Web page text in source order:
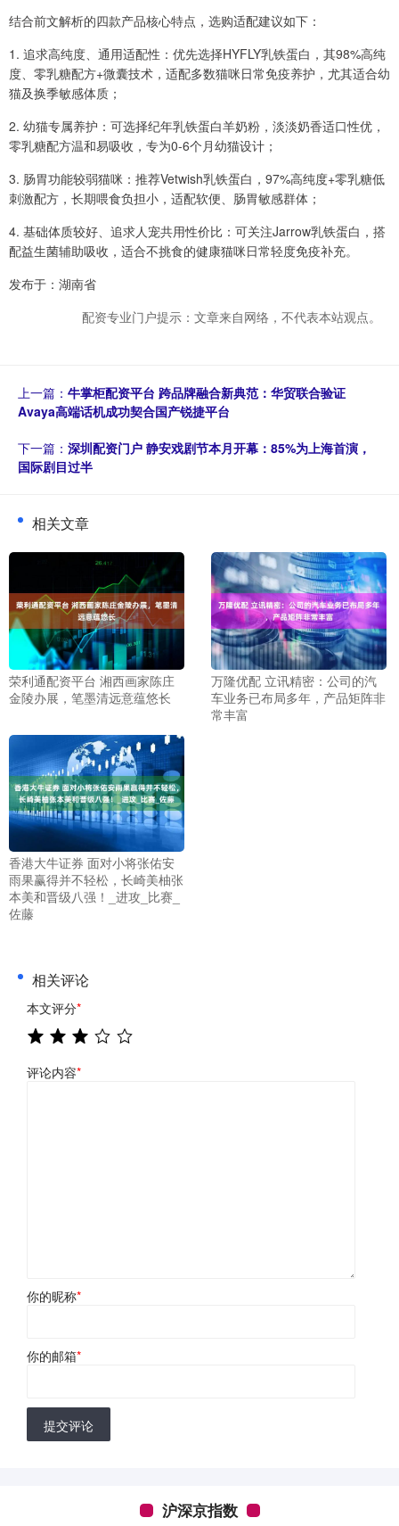
结合前文解析的四款产品核心特点，选购适配建议如下：
1. 追求高纯度、通用适配性：优先选择HYFLY乳铁蛋白，其98%高纯
度、零乳糖配方+微囊技术，适配多数猫咪日常免疫养护，尤其适合幼
猫及换季敏感体质；
2. 幼猫专属养护：可选择纪年乳铁蛋白羊奶粉，淡淡奶香适口性优，
零乳糖配方温和易吸收，专为0-6个月幼猫设计；
3. 肠胃功能较弱猫咪：推荐Vetwish乳铁蛋白，97%高纯度+零乳糖低
刺激配方，长期喂食负担小，适配软便、肠胃敏感群体；
4. 基础体质较好、追求人宠共用性价比：可关注Jarrow乳铁蛋白，搭
配益生菌辅助吸收，适合不挑食的健康猫咪日常轻度免疫补充。
发布于：湖南省
配资专业门户提示：文章来自网络，不代表本站观点。
上一篇： 牛掌柜配资平台 跨品牌融合新典范：华贸联合验证
Avaya高端话机成功契合国产锐捷平台
下一篇： 深圳配资门户 静安戏剧节本月开幕：85%为上海首演，
国际剧目过半
相关文章
荣利通配资平台 湘西画家陈庄
金陵办展，笔墨清远意蕴悠长
万隆优配 立讯精密：公司的汽
车业务已布局多年，产品矩阵非
常丰富
香港大牛证券 面对小将张佑安
雨果赢得并不轻松，长崎美柚张
本美和晋级八强！_进攻_比赛_
佐藤
相关评论
本文评分*
评论内容*
你的昵称*
你的邮箱*
提交评论
沪深京指数